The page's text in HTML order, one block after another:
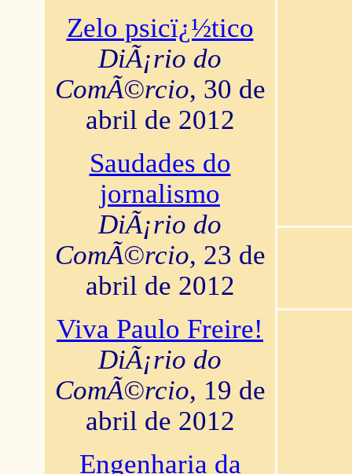
Zelo psicï¿½tico
DiÃ¡rio do
ComÃ©rcio, 30 de
abril de 2012
Saudades do
jornalismo
DiÃ¡rio do
ComÃ©rcio, 23 de
abril de 2012
Viva Paulo Freire!
DiÃ¡rio do
ComÃ©rcio, 19 de
abril de 2012
Engenharia da